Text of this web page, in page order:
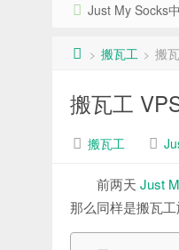
Just My Socks
> 搬瓦工 > 搬
搬瓦工
搬瓦工
前两天 Just
那么同样是搬瓦